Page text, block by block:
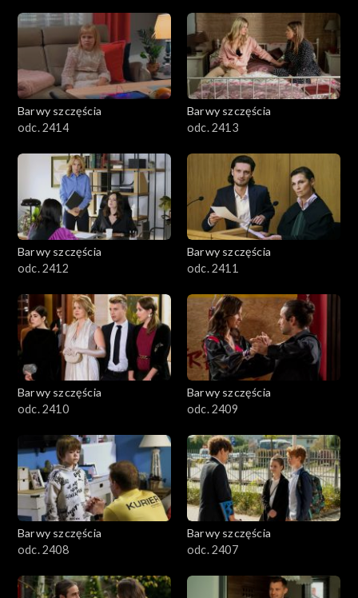
Barwy szczęścia
odc. 2414
Barwy szczęścia
odc. 2413
Barwy szczęścia
odc. 2412
Barwy szczęścia
odc. 2411
Barwy szczęścia
odc. 2410
Barwy szczęścia
odc. 2409
Barwy szczęścia
odc. 2408
Barwy szczęścia
odc. 2407